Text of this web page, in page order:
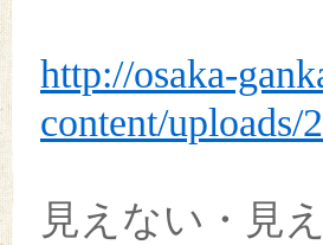
http://osaka-
content/uploads/
見えない・見